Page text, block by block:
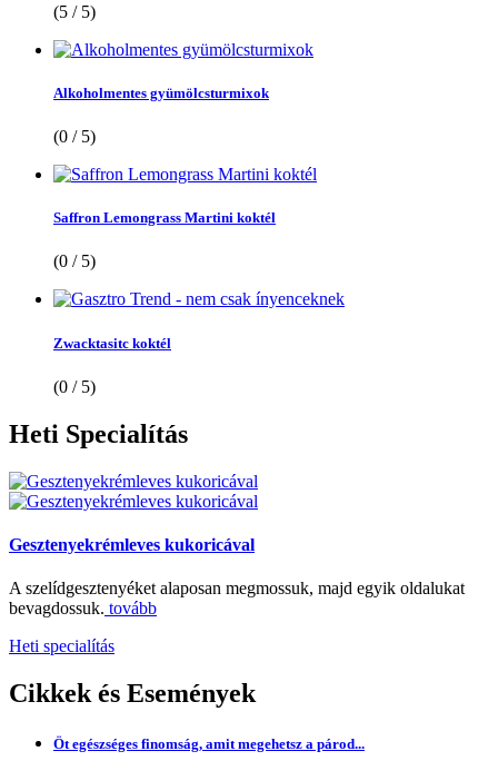
(5 / 5)
Alkoholmentes gyümölcsturmixok
(0 / 5)
Saffron Lemongrass Martini koktél
(0 / 5)
Zwacktasitc koktél
(0 / 5)
Heti Specialítás
Gesztenyekrémleves kukoricával
A szelídgesztenyéket alaposan megmossuk, majd egyik oldalukat
bevagdossuk. tovább
Heti specialítás
Cikkek és Események
Öt egészséges finomság, amit megehetsz a párod...